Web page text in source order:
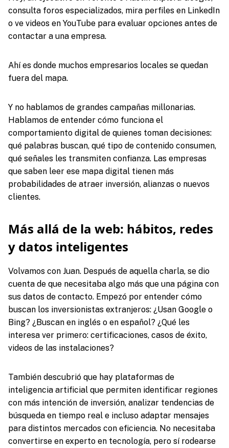
consulta foros especializados, mira perfiles en LinkedIn
o ve videos en YouTube para evaluar opciones antes de
contactar a una empresa.
Ahí es donde muchos empresarios locales se quedan
fuera del mapa.
Y no hablamos de grandes campañas millonarias.
Hablamos de entender cómo funciona el
comportamiento digital de quienes toman decisiones:
qué palabras buscan, qué tipo de contenido consumen,
qué señales les transmiten confianza. Las empresas
que saben leer ese mapa digital tienen más
probabilidades de atraer inversión, alianzas o nuevos
clientes.
Más allá de la web: hábitos, redes
y datos inteligentes
Volvamos con Juan. Después de aquella charla, se dio
cuenta de que necesitaba algo más que una página con
sus datos de contacto. Empezó por entender cómo
buscan los inversionistas extranjeros: ¿Usan Google o
Bing? ¿Buscan en inglés o en español? ¿Qué les
interesa ver primero: certificaciones, casos de éxito,
videos de las instalaciones?
También descubrió que hay plataformas de
inteligencia artificial que permiten identificar regiones
con más intención de inversión, analizar tendencias de
búsqueda en tiempo real e incluso adaptar mensajes
para distintos mercados con eficiencia. No necesitaba
convertirse en experto en tecnología, pero sí rodearse